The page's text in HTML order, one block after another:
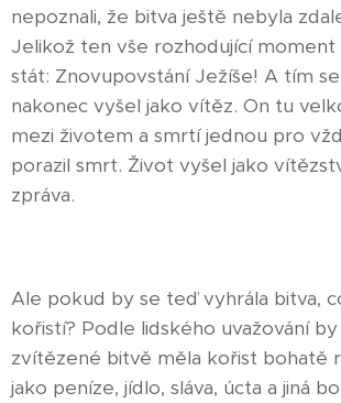
nepoznali, že bitva ještě nebyla
Jelikož ten vše rozhodující moment
stát: Znovupovstání Ježíše! A tím
nakonec vyšel jako vítěz. On tu
mezi životem a smrtí jednou pro
porazil smrt. Život vyšel jako
zpráva.
Ale pokud by se teď vyhrála bitva,
kořistí? Podle lidského uvažování
zvítězené bitvě měla kořist bohatě
jako peníze, jídlo, sláva, úcta a jiná